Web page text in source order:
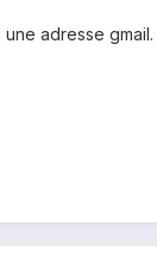
une adresse